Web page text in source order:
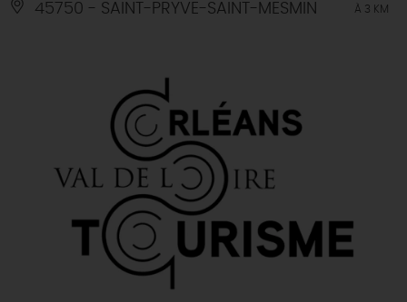
45750 - SAINT-PRYVE-SAINT-MESMIN À 3 KM